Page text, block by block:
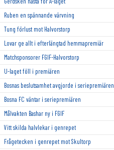
Ruben en spännande värvning
Tung förlust mot Halvorstorp
Lovar ge allt i efterlängtad hemmapremiär
Matchsponsorer FGIF-Halvorstorp
U-laget föll i premiären
Bosnas beslutsamhet avgjorde i seriepremiären
Bosna FC väntar i seriepremiären
Målvakten Bashar ny i FGIF
Vitt skilda halvlekar i genrepet
Frågetecken i genrepet mot Skultorp